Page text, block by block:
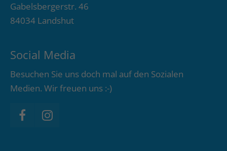
Gabelsbergerstr. 46
84034 Landshut
Social Media
Besuchen Sie uns doch mal auf den Sozialen
Medien. Wir freuen uns :-)